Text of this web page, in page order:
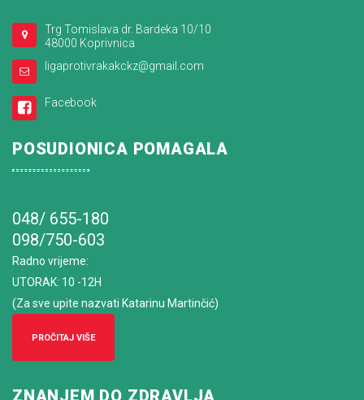
Trg Tomislava dr. Bardeka 10/10
48000 Koprivnica
ligaprotivrakakckz@gmail.com
Facebook
POSUDIONICA POMAGALA
048/ 655-180
098/750-603
Radno vrijeme:
UTORAK: 10 -12H
(Za sve upite nazvati Katarinu Martinčić)
PROČITAJ VIŠE
ZNANJEM DO ZDRAVLJA